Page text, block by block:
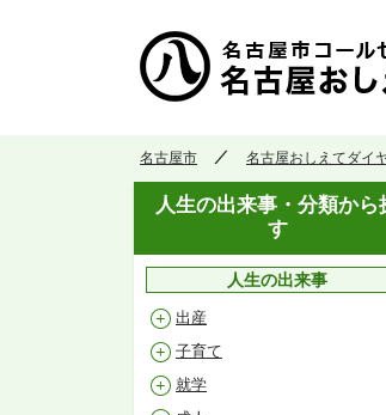
名古屋市 名古屋おしえてダイ
人生の出来事・分類から
す
人生の出来事
出産
子育て
就学